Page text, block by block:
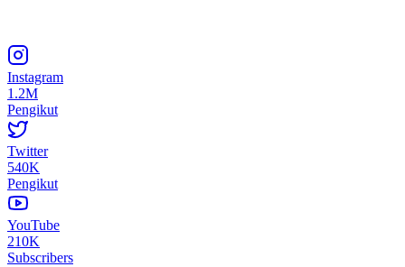
Instagram
1.2M
Pengikut
Twitter
540K
Pengikut
YouTube
210K
Subscribers